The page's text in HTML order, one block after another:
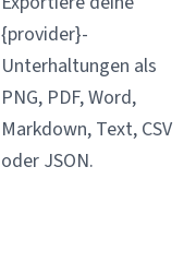
{provider}-
Unterhaltungen als
PNG, PDF, Word,
Markdown, Text, CSV
oder JSON.